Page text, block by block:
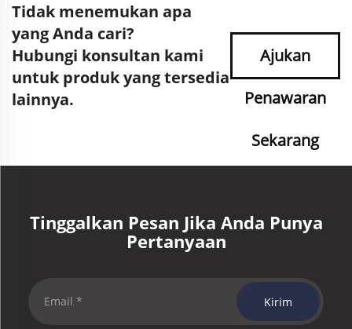
Tidak menemukan apa
yang Anda cari?
Hubungi konsultan kami
untuk produk yang tersedia
lainnya.
Ajukan
Penawaran
Sekarang
Tinggalkan Pesan Jika Anda Punya
Pertanyaan
Kirim